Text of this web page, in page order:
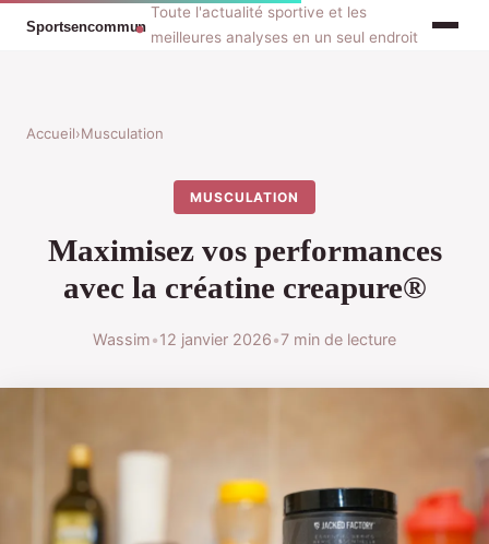
Toute l'actualité sportive et les
meilleures analyses en un seul endroit
Accueil›Musculation
MUSCULATION
Maximisez vos performances
avec la créatine creapure®
Wassim•12 janvier 2026•7 min de lecture